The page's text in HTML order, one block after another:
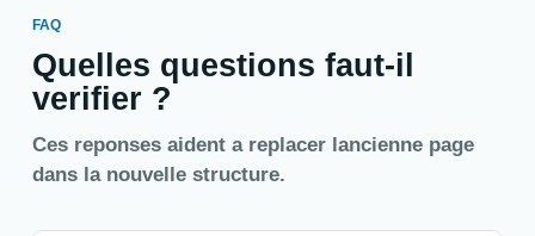
FAQ
Quelles questions faut-il
verifier ?
Ces reponses aident a replacer lancienne page
dans la nouvelle structure.